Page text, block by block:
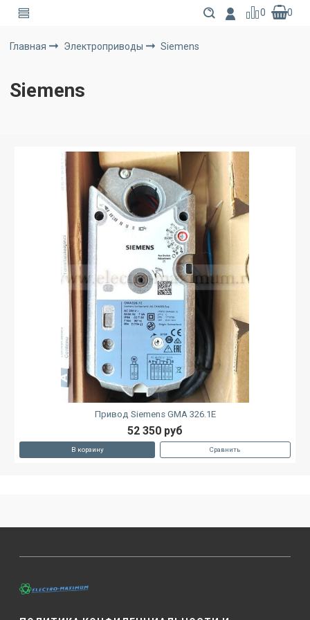
0 0
Главная Электроприводы Siemens
Siemens
Привод Siemens GMA 326.1E
52 350 руб
В корзину Сравнить